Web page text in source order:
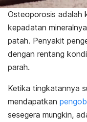
Osteoporosis adalah
kepadatan
patah. Penyakit
dengan rentang
parah.
Ketika tingkatannya
mendapatkan
sesegera mungkin,